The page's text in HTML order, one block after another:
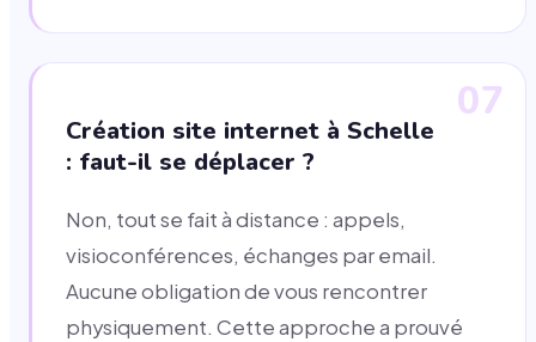
07
Création site internet à Schelle
: faut-il se déplacer ?
Non, tout se fait à distance : appels,
visioconférences, échanges par email.
Aucune obligation de vous rencontrer
physiquement. Cette approche a prouvé